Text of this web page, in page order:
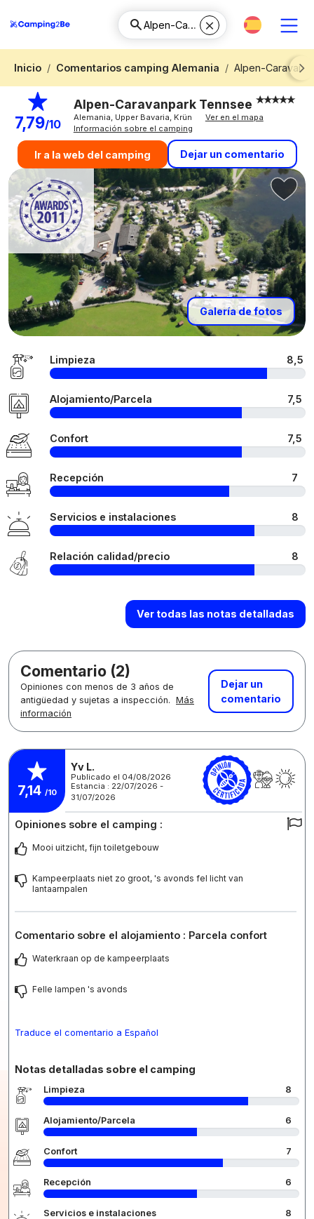
Inicio Comentarios camping Alemania
Alpen-
Next
7,79/10
Alpen-Caravanpark Tennsee
Alemania, Upper Bavaria, Krün
Ver en el mapa
Información sobre el camping
Ir a la web del camping Dejar un comentario
Galería de fotos
Limpieza 8,5
Alojamiento/Parcela 7,5
Confort 7,5
Recepción 7
Servicios e instalaciones 8
Relación calidad/precio 8
Ver todas las notas detalladas
Comentario (2)
Opiniones con menos de 3 años de
antigüedad y sujetas a inspección. Más
información
Dejar un
comentario
7,14 /10
Yv L.
Publicado el 04/08/2026
Estancia : 22/07/2026 -
31/07/2026
Opiniones sobre el camping :
Mooi uitzicht, fijn toiletgebouw
Kampeerplaats niet zo groot, 's avonds fel licht van
lantaarnpalen
Comentario sobre el alojamiento : Parcela confort
Waterkraan op de kampeerplaats
Felle lampen 's avonds
Traduce el comentario a Español
Notas detalladas sobre el camping
Limpieza 8
Alojamiento/Parcela 6
Confort 7
Recepción 6
Servicios e instalaciones 8